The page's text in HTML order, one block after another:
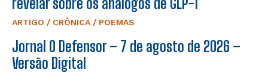
ARTIGO / CRÔNICA / POEMAS
Jornal O Defensor – 7 de agosto de 2026 –
Versão Digital